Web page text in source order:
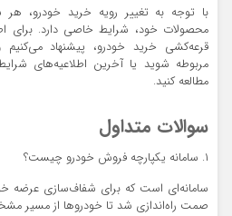
با توجه به تغییر رویه خرید خودرو،
محصولات خود، شرایط خاصی دارد. برای
قرعه‌کشی خرید خودرو، پیشنهاد
مربوطه شوید یا آخرین اطلاعیه‌های
مطالعه کنید.
سوالات متداول
۱. سامانه یکپارچه فروش خودرو چیست؟
سامانه‌ای است که برای شفاف‌سازی عرضه
صمت راه‌اندازی شد تا خودروها از مسیر